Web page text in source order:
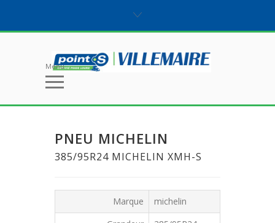
Menu
PNEU MICHELIN
385/95R24 MICHELIN XMH-S
Marque
michelin